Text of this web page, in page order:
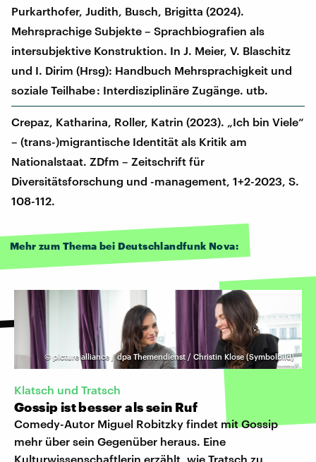
Purkarthofer, Judith, Busch, Brigitta (2024).
Mehrsprachige Subjekte – Sprachbiografien als
intersubjektive Konstruktion. In J. Meier, V. Blaschitz
und I. Dirim (Hrsg): Handbuch Mehrsprachigkeit und
soziale Teilhabe : Interdisziplinäre Zugänge. utb.
Crepaz, Katharina, Roller, Katrin (2023). „Ich bin Viele“
– (trans-)migrantische Identität als Kritik am
Nationalstaat. ZDfm – Zeitschrift für
Diversitätsforschung und -management, 1+2-2023, S.
108-112.
Mehr zum Thema bei Deutschlandfunk Nova:
© picture alliance / dpa Themendienst / Christin Klose (Symbolbild)
Klatsch und Tratsch
Gossip ist besser als sein Ruf
Comedy-Autor Miguel Robitzky findet mit Gossip
mehr über sein Gegenüber heraus. Eine
Kulturwissenschaftlerin erzählt, wie Tratsch zu